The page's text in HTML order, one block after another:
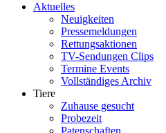
Aktuelles
Neuigkeiten
Pressemeldungen
Rettungsaktionen
TV-Sendungen Clips
Termine Events
Vollständiges Archiv
Tiere
Zuhause gesucht
Probezeit